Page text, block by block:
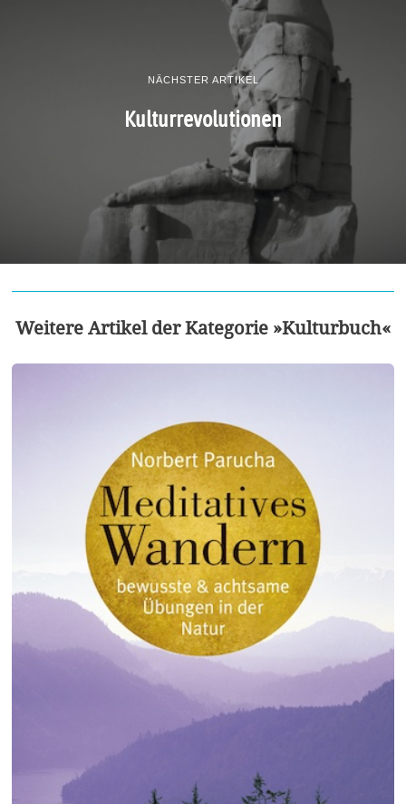
NÄCHSTER ARTIKEL
Kulturrevolutionen
Weitere Artikel der Kategorie »Kulturbuch«